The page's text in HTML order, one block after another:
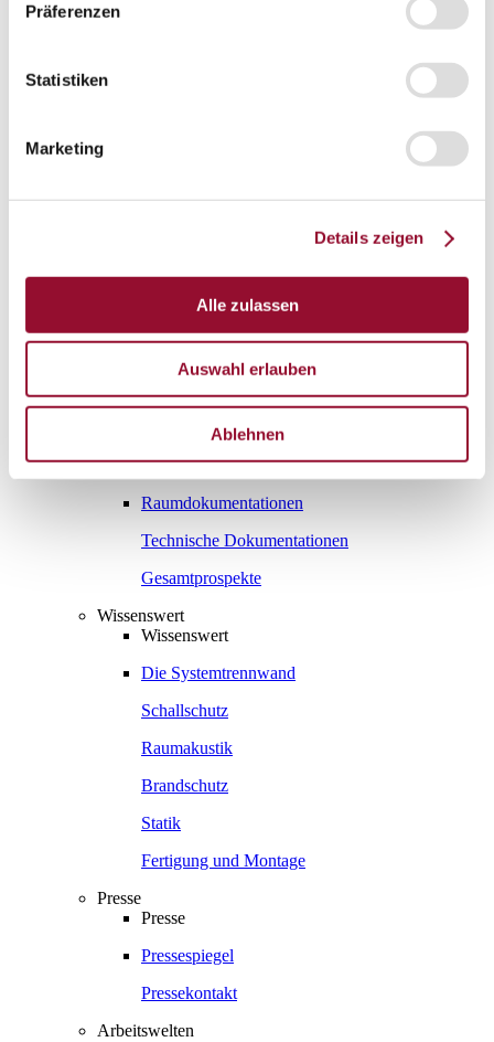
Präferenzen
Statistiken
Marketing
Details zeigen
Alle zulassen
Auswahl erlauben
Ablehnen
Aktuelles
Service
Planungstool Architekten
Ausschreibungstexte
Videoarchiv
Downloads
Raumdokumentationen
Technische Dokumentationen
Gesamtprospekte
Wissenswert
Wissenswert
Die Systemtrennwand
Schallschutz
Raumakustik
Brandschutz
Statik
Fertigung und Montage
Presse
Presse
Pressespiegel
Pressekontakt
Arbeitswelten